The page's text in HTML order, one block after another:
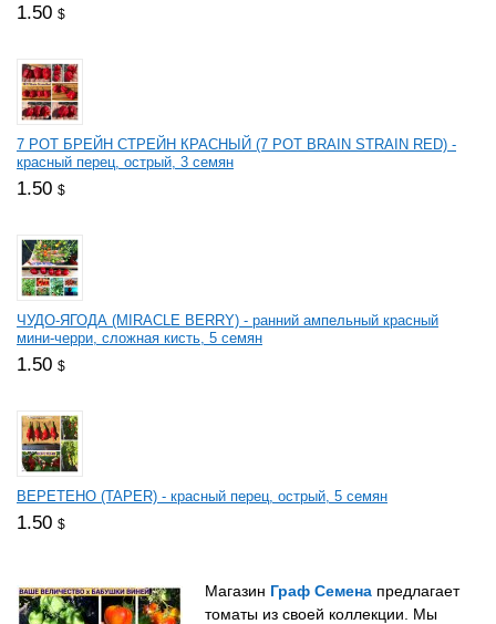
1.50 $
7 РОТ БРЕЙН СТРЕЙН КРАСНЫЙ (7 РОТ BRAIN STRAIN RED) -
красный перец, острый, 3 семян
1.50 $
ЧУДО-ЯГОДА (MIRACLE BERRY) - ранний ампельный красный
мини-черри, сложная кисть, 5 семян
1.50 $
ВЕРЕТЕНО (TAPER) - красный перец, острый, 5 семян
1.50 $
Магазин Граф Семена предлагает
томаты из своей коллекции. Мы